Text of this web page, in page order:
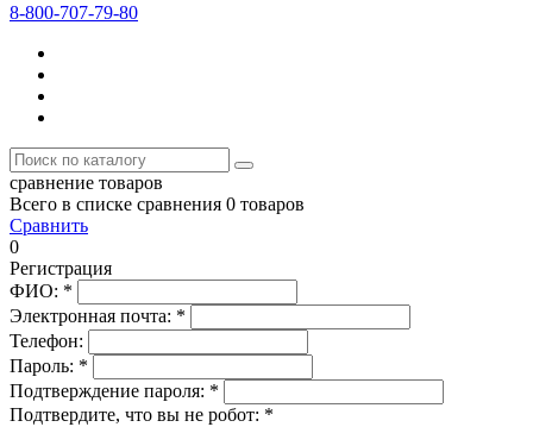
8-800-707-79-80
сравнение товаров
Всего в списке сравнения 0 товаров
Сравнить
0
Регистрация
ФИО: *
Электронная почта: *
Телефон:
Пароль: *
Подтверждение пароля: *
Подтвердите, что вы не робот: *